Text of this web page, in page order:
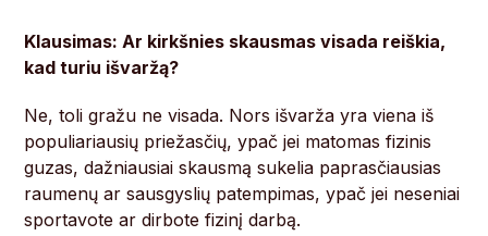
Klausimas: Ar kirkšnies skausmas visada reiškia,
kad turiu išvaržą?
Ne, toli gražu ne visada. Nors išvarža yra viena iš
populiariausių priežasčių, ypač jei matomas fizinis
guzas, dažniausiai skausmą sukelia paprasčiausias
raumenų ar sausgyslių patempimas, ypač jei neseniai
sportavote ar dirbote fizinį darbą.